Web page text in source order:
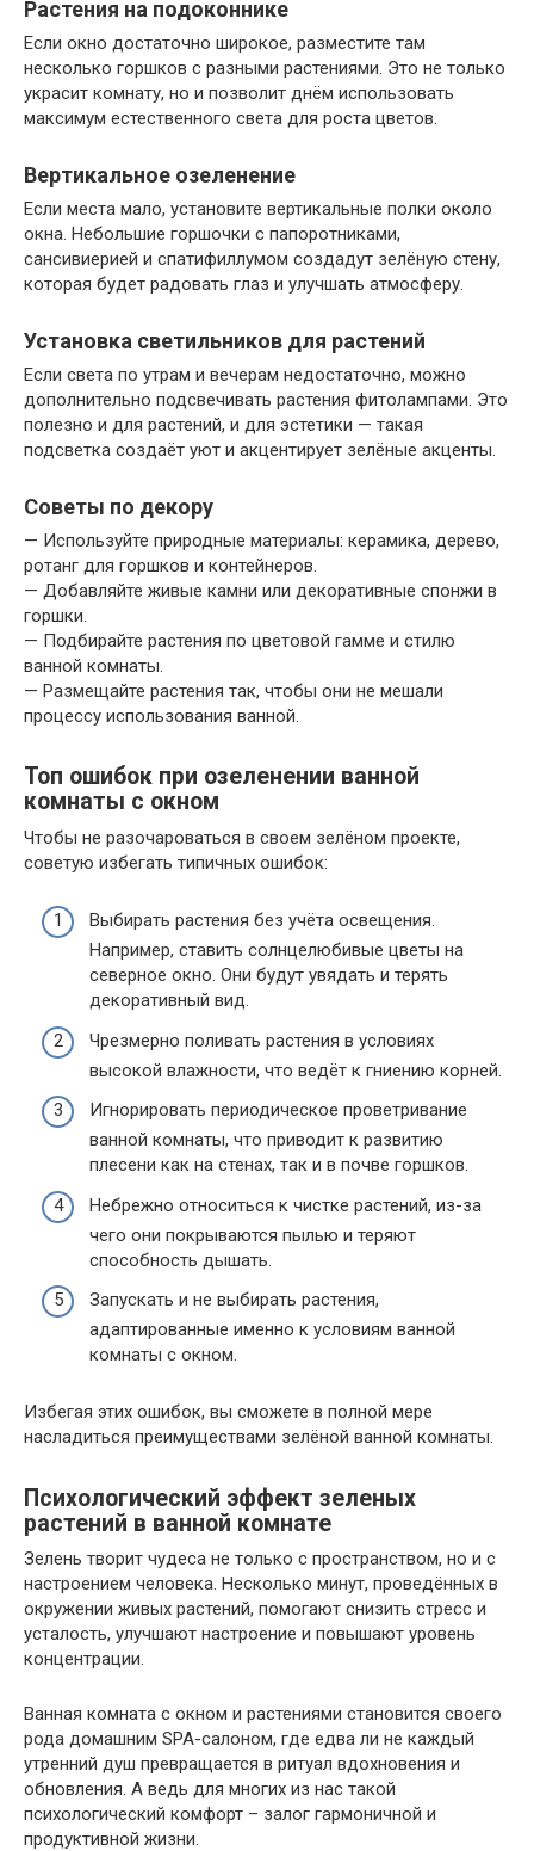
Растения на подоконнике
Если окно достаточно широкое, разместите там
несколько горшков с разными растениями. Это не только
украсит комнату, но и позволит днём использовать
максимум естественного света для роста цветов.
Вертикальное озеленение
Если места мало, установите вертикальные полки около
окна. Небольшие горшочки с папоротниками,
сансивиерией и спатифиллумом создадут зелёную стену,
которая будет радовать глаз и улучшать атмосферу.
Установка светильников для растений
Если света по утрам и вечерам недостаточно, можно
дополнительно подсвечивать растения фитолампами. Это
полезно и для растений, и для эстетики — такая
подсветка создаёт уют и акцентирует зелёные акценты.
Советы по декору
— Используйте природные материалы: керамика, дерево,
ротанг для горшков и контейнеров.
— Добавляйте живые камни или декоративные спонжи в
горшки.
— Подбирайте растения по цветовой гамме и стилю
ванной комнаты.
— Размещайте растения так, чтобы они не мешали
процессу использования ванной.
Топ ошибок при озеленении ванной
комнаты с окном
Чтобы не разочароваться в своем зелёном проекте,
советую избегать типичных ошибок:
Выбирать растения без учёта освещения.
Например, ставить солнцелюбивые цветы на
северное окно. Они будут увядать и терять
декоративный вид.
Чрезмерно поливать растения в условиях
высокой влажности, что ведёт к гниению корней.
Игнорировать периодическое проветривание
ванной комнаты, что приводит к развитию
плесени как на стенах, так и в почве горшков.
Небрежно относиться к чистке растений, из-за
чего они покрываются пылью и теряют
способность дышать.
Запускать и не выбирать растения,
адаптированные именно к условиям ванной
комнаты с окном.
Избегая этих ошибок, вы сможете в полной мере
насладиться преимуществами зелёной ванной комнаты.
Психологический эффект зеленых
растений в ванной комнате
Зелень творит чудеса не только с пространством, но и с
настроением человека. Несколько минут, проведённых в
окружении живых растений, помогают снизить стресс и
усталость, улучшают настроение и повышают уровень
концентрации.
Ванная комната с окном и растениями становится своего
рода домашним SPA-салоном, где едва ли не каждый
утренний душ превращается в ритуал вдохновения и
обновления. А ведь для многих из нас такой
психологический комфорт – залог гармоничной и
продуктивной жизни.